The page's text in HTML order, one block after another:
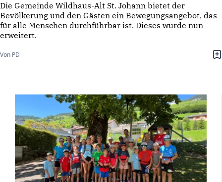
Die Gemeinde Wildhaus-Alt St. Johann bietet der
Bevölkerung und den Gästen ein Bewegungsangebot, das
für alle Menschen durchführbar ist. Dieses wurde nun
erweitert.
Von PD